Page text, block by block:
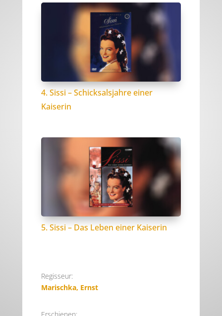
4. Sissi – Schicksalsjahre einer
Kaiserin
5. Sissi – Das Leben einer Kaiserin
Regisseur:
Marischka, Ernst